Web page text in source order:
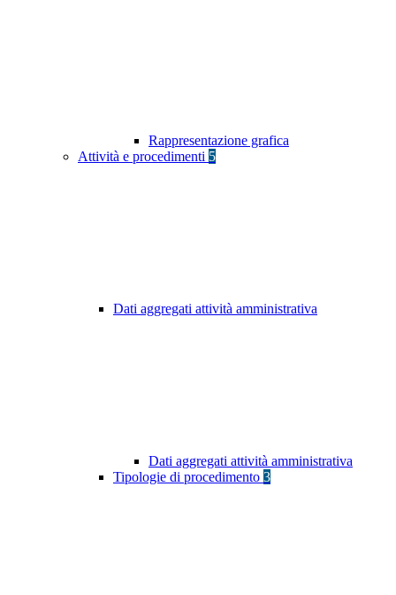
Rappresentazione grafica
Attività e procedimenti 5
Dati aggregati attività amministrativa
Dati aggregati attività amministrativa
Tipologie di procedimento 3